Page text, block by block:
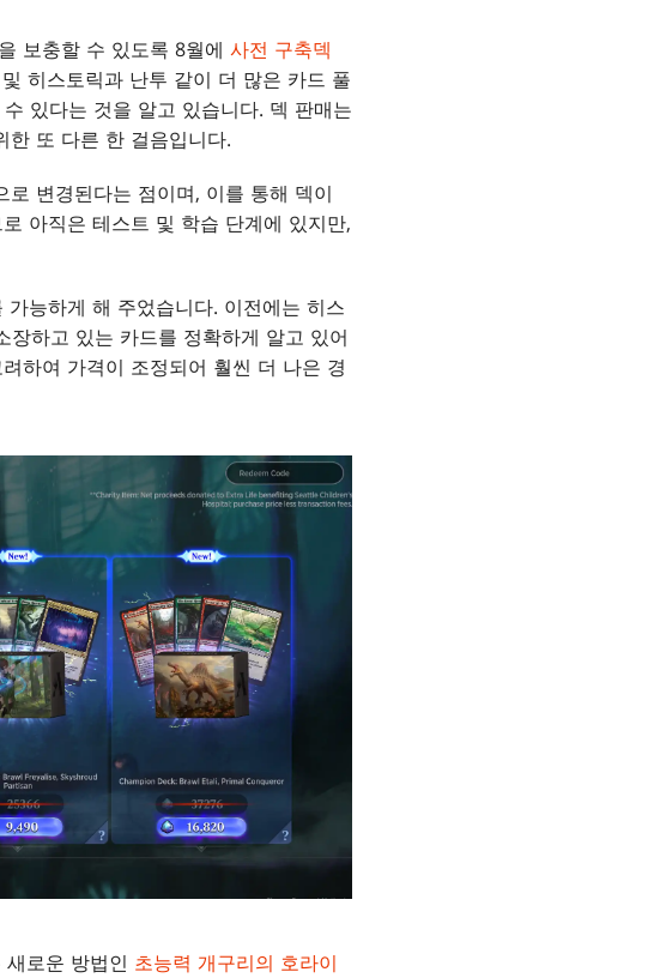
보충할 수 있도록 8월에 사전 구축덱
히스토릭과 난투 같이 더 많은 카드 풀
있다는 것을 알고 있습니다. 덱 판매는
한 또 다른 한 걸음입니다.
변경된다는 점이며, 이를 통해 덱이
아직은 테스트 및 학습 단계에 있지만,
가능하게 해 주었습니다. 이전에는 히스
하고 있는 카드를 정확하게 알고 있어
하여 가격이 조정되어 훨씬 더 나은 경
로운 방법인 초능력 개구리의 호라이